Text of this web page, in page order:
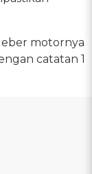
motornya
catatan 1